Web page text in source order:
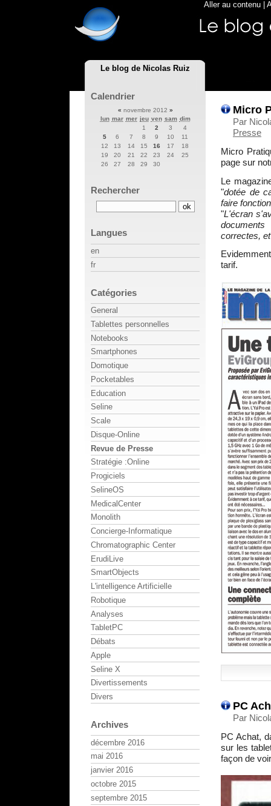
Le blog de Nicolas Ruiz
Aller au contenu
Micro
Par
Presse
Micro
page sur
Le
"dotée de
faire
"L'écran
correctes,
tarif.
PC
Par
PC Achat,
sur les
façon de
Calendrier
« novembre 2012 »
lun mar mer jeu ven sam dim
1
2 3
4
5
6 7 8 9 10
11
12
13 14 15 16 17
18
19
20 21 22 23 24
25
26
27 28 29 30
Rechercher
Langues
en
fr
Catégories
General
Tablettes personnelles
Notebooks
Smartphones
Domotique
Pocketables
Education
Seline
Scale
Disque-Online
Revue de Presse
Stratégie :Online
Progiciels
SelineOS
MedicalCenter
Monolith
Concierge-Informatique
Chromatographic Center
ErudiLive
SmartObjects
L'intelligence Artificielle
Robotique
Analyses
TabletPC
Débats
Apple
Seline X
Divertissements
Divers
Archives
décembre 2016
mai 2016
janvier 2016
octobre 2015
septembre 2015